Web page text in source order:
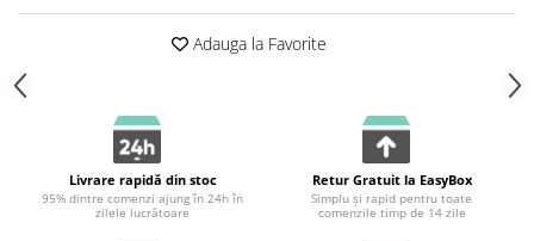
Adauga la Favorite
Livrare rapidă din stoc
95% dintre comenzi ajung în 24h în
zilele lucrătoare
Retur Gratuit la EasyBox
Simplu și rapid pentru toate
comenzile timp de 14 zile